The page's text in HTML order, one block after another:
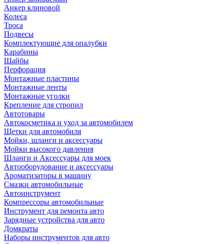
Анкер клиновой
Колеса
Троса
Подвесы
Комплектующие для опалубки
Карабины
Шайбы
Перфорация
Монтажные пластины
Монтажные ленты
Монтажные уголки
Крепление для стропил
Автотовары
Автокосметика и уход за автомобилем
Щетки для автомобиля
Мойки, шланги и аксессуары
Мойки высокого давления
Шланги и Аксессуары для моек
Автооборудование и аксессуары
Ароматизаторы в машину
Смазки автомобильные
Автоинструмент
Компрессоры автомобильные
Инструмент для ремонта авто
Зарядные устройства для авто
Домкраты
Наборы инструментов для авто